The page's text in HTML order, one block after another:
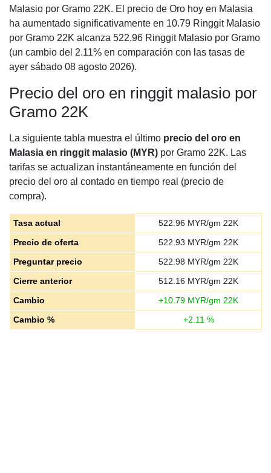
Malasio por Gramo 22K. El precio de Oro hoy en Malasia
ha aumentado significativamente en 10.79 Ringgit Malasio
por Gramo 22K alcanza 522.96 Ringgit Malasio por Gramo
(un cambio del 2.11% en comparación con las tasas de
ayer sábado 08 agosto 2026).
Precio del oro en ringgit malasio por
Gramo 22K
La siguiente tabla muestra el último precio del oro en
Malasia en ringgit malasio (MYR) por Gramo 22K. Las
tarifas se actualizan instantáneamente en función del
precio del oro al contado en tiempo real (precio de
compra).
Tasa actual 522.96 MYR/gm 22K
Precio de oferta
522.93 MYR/gm 22K
Preguntar precio
522.98 MYR/gm 22K
Cierre anterior
512.16 MYR/gm 22K
Cambio
+10.79 MYR/gm 22K
Cambio %
+2.11 %